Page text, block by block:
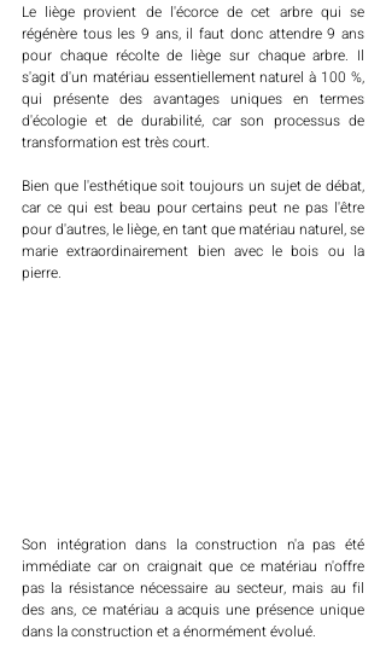
Le liège provient de l'écorce de cet arbre qui se
régénère tous les 9 ans, il faut donc attendre 9 ans
pour chaque récolte de liège sur chaque arbre. Il
s'agit d'un matériau essentiellement naturel à 100 %,
qui présente des avantages uniques en termes
d'écologie et de durabilité, car son processus de
transformation est très court.
Bien que l'esthétique soit toujours un sujet de débat,
car ce qui est beau pour certains peut ne pas l'être
pour d'autres, le liège, en tant que matériau naturel, se
marie extraordinairement bien avec le bois ou la
pierre.
Son intégration dans la construction n'a pas été
immédiate car on craignait que ce matériau n'offre
pas la résistance nécessaire au secteur, mais au fil
des ans, ce matériau a acquis une présence unique
dans la construction et a énormément évolué.